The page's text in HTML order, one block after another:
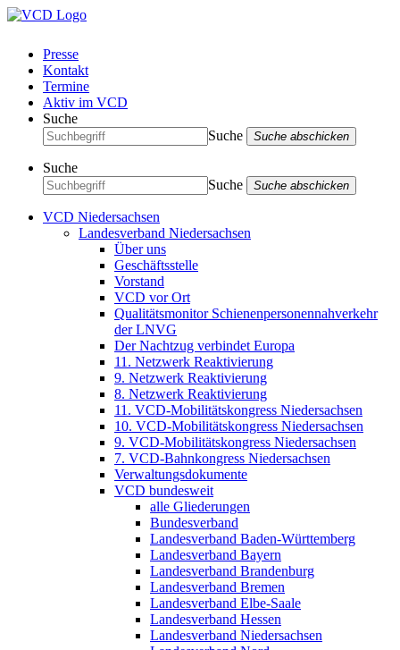
Presse
Kontakt
Termine
Aktiv im VCD
Suche
Suche
Suche abschicken
Suche
Suche
Suche abschicken
VCD Niedersachsen
Landesverband Niedersachsen
Über uns
Geschäftsstelle
Vorstand
VCD vor Ort
Qualitätsmonitor Schienenpersonennahverkehr
der LNVG
Der Nachtzug verbindet Europa
11. Netzwerk Reaktivierung
9. Netzwerk Reaktivierung
8. Netzwerk Reaktivierung
11. VCD-Mobilitätskongress Niedersachsen
10. VCD-Mobilitätskongress Niedersachsen
9. VCD-Mobilitätskongress Niedersachsen
7. VCD-Bahnkongress Niedersachsen
Verwaltungsdokumente
VCD bundesweit
alle Gliederungen
Bundesverband
Landesverband Baden-Württemberg
Landesverband Bayern
Landesverband Brandenburg
Landesverband Bremen
Landesverband Elbe-Saale
Landesverband Hessen
Landesverband Niedersachsen